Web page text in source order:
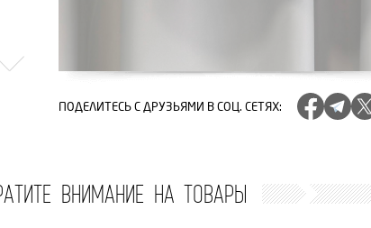
ПОДЕЛИТЕСЬ С ДРУЗЬЯМИ В СОЦ. СЕТЯХ:
ВНИМАНИЕ НА ТОВАРЫ